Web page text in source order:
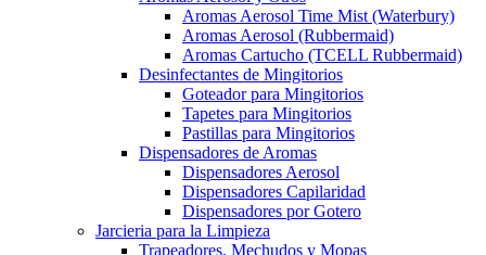
Aromas Aerosol Time Mist (Waterbury)
Aromas Aerosol (Rubbermaid)
Aromas Cartucho (TCELL Rubbermaid)
Desinfectantes de Mingitorios
Goteador para Mingitorios
Tapetes para Mingitorios
Pastillas para Mingitorios
Dispensadores de Aromas
Dispensadores Aerosol
Dispensadores Capilaridad
Dispensadores por Gotero
Jarcieria para la Limpieza
Trapeadores, Mechudos y Mopas